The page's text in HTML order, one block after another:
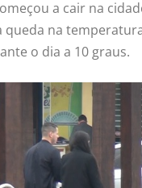
a cair na
queda na
o dia a 10 graus.